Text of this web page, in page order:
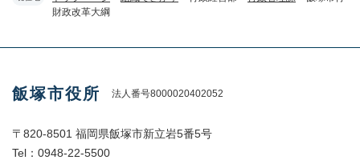
財政改革大綱
飯塚市役所 法人番号8000020402052
〒820-8501 福岡県飯塚市新立岩5番5号
Tel：0948-22-5500